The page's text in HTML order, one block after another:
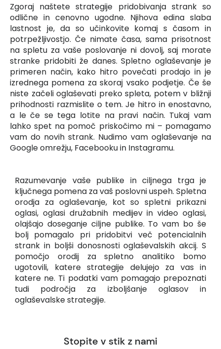
Zgoraj naštete strategije pridobivanja strank so
odlične in cenovno ugodne. Njihova edina slaba
lastnost je, da so učinkovite komaj s časom in
potrpežljivostjo. Če nimate časa, sama prisotnost
na spletu za vaše poslovanje ni dovolj, saj morate
stranke pridobiti že danes. Spletno oglaševanje je
primeren način, kako hitro povečati prodajo in je
izrednega pomena za skoraj vsako podjetje. Če še
niste začeli oglaševati preko spleta, potem v bližnji
prihodnosti razmislite o tem. Je hitro in enostavno,
a le če se tega lotite na pravi način. Tukaj vam
lahko spet na pomoč priskočimo mi – pomagamo
vam do novih strank. Nudimo vam oglaševanje na
Google omrežju, Facebooku in Instagramu.
Razumevanje vaše publike in ciljnega trga je
ključnega pomena za vaš poslovni uspeh. Spletna
orodja za oglaševanje, kot so spletni prikazni
oglasi, oglasi družabnih medijev in video oglasi,
olajšajo doseganje ciljne publike. To vam bo še
bolj pomagalo pri pridobitvi več potencialnih
strank in boljši donosnosti oglaševalskih akcij. S
pomočjo orodij za spletno analitiko bomo
ugotovili, katere strategije delujejo za vas in
katere ne. Ti podatki vam pomagajo prepoznati
tudi področja za izboljšanje oglasov in
oglaševalske strategije.
Stopite v stik z nami